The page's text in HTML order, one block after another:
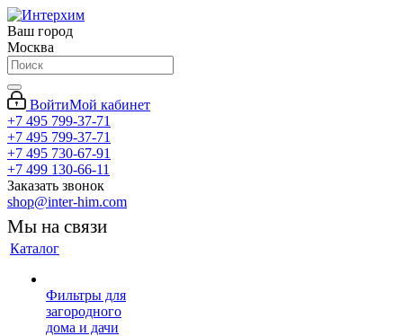
Ваш город
Москва
ВойтиМой кабинет
+7 495 799-37-71
+7 495 799-37-71
+7 495 730-67-91
+7 499 130-66-11
Заказать звонок
shop@inter-him.com
Мы на связи
Каталог
Фильтры для
загородного
дома и дачи